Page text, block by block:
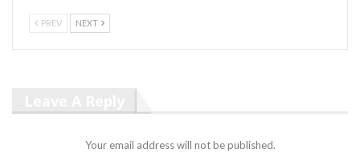
PREV NEXT
Your email address will not be published.